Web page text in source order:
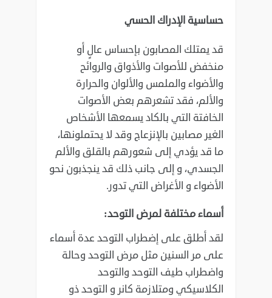
حساسية الإدراك الحسي
قد يمتلك المصابون بإحساس عالٍ أو
منخفض للأصوات والأذواق والروائح
والأضواء والملمس والألوان ‏والحرارة
والألم، فقد تشعرهم بعض الأصوات
الخافتة التي بالكاد يسمعها الأشخاص
الغير مصابين ‏بالإنزعاج وقد لا يحتملونها،
ما قد يؤدي إلى شعورهم بالقلق والألم
الجسدي، و إلى جانب ذلك قد ينجذبون ‏نحو
الأضواء و الأغراض التي تدور. ‏
أسماء مختلفة لمرض التوحد:‏
لقد أطلق على إضطراب التوحد عدة أسماء
على مر السنين مثل مرض التوحد وحالة
واضطراب طيف التوحد ‏والتوحد
الكلاسيكي ومتلازمة كانر و التوحد ذو